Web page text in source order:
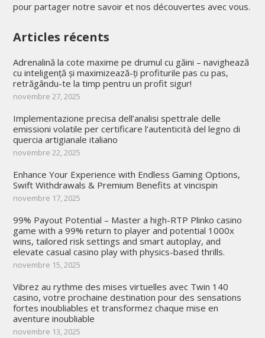
pour partager notre savoir et nos découvertes avec vous.
Articles récents
Adrenalină la cote maxime pe drumul cu găini – navighează
cu inteligență și maximizează-ți profiturile pas cu pas,
retrăgându-te la timp pentru un profit sigur!
novembre 27, 2025
Implementazione precisa dell’analisi spettrale delle
emissioni volatile per certificare l’autenticità del legno di
quercia artigianale italiano
novembre 22, 2025
Enhance Your Experience with Endless Gaming Options,
Swift Withdrawals & Premium Benefits at vincispin
novembre 17, 2025
99% Payout Potential – Master a high-RTP Plinko casino
game with a 99% return to player and potential 1000x
wins, tailored risk settings and smart autoplay, and
elevate casual casino play with physics-based thrills.
novembre 15, 2025
Vibrez au rythme des mises virtuelles avec Twin 140
casino, votre prochaine destination pour des sensations
fortes inoubliables et transformez chaque mise en
aventure inoubliable
novembre 13, 2025